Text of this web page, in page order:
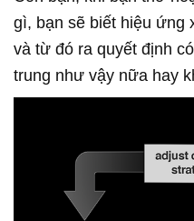
gì, bạn sẽ biết hiệu ứng
và từ đó ra quyết định
trung như vậy nữa hay